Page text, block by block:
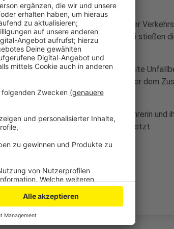
sich in Köln-Porz ein schwerer
kamen. Nach Angaben der Polizei stießen
nicht identifiziert werden. Der zweite
zufolge soll ein Überholmanöver dem
Auto beschädigt. Die 23-jährige Fahrerin und
blieben jedoch körperlich unverletzt.
Unfallursache dauern an.